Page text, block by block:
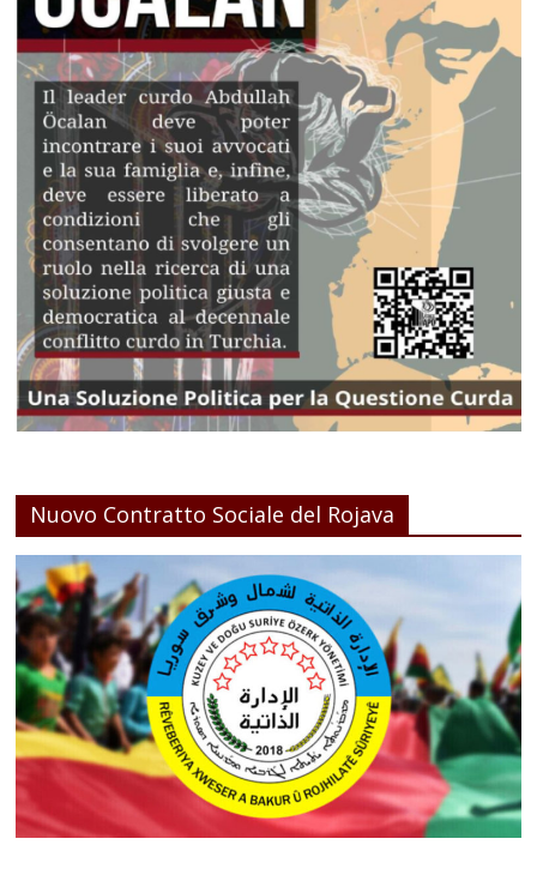
Nuovo Contratto Sociale del Rojava